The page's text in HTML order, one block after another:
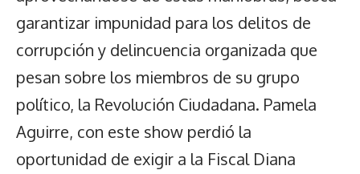
garantizar impunidad para los delitos de
corrupción y delincuencia organizada que
pesan sobre los miembros de su grupo
político, la Revolución Ciudadana. Pamela
Aguirre, con este show perdió la
oportunidad de exigir a la Fiscal Diana